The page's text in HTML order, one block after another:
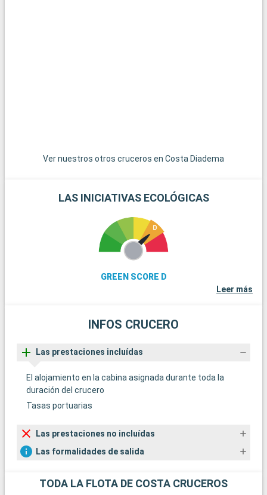
Ver nuestros otros cruceros en Costa Diadema
LAS INICIATIVAS ECOLÓGICAS
GREEN SCORE D
Leer más
INFOS CRUCERO
Las prestaciones incluídas
El alojamiento en la cabina asignada durante toda la
duración del crucero
Tasas portuarias
Las prestaciones no incluídas
Las formalidades de salida
TODA LA FLOTA DE COSTA CRUCEROS